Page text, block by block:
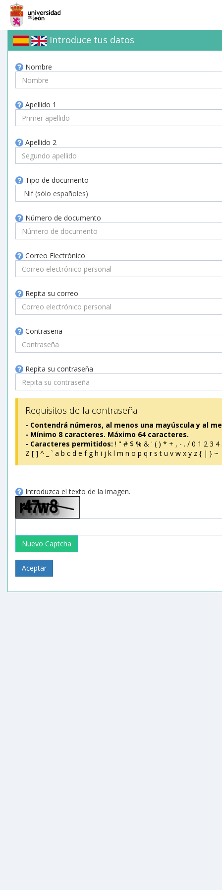
Introduce tus datos
Nombre
Apellido 1
Apellido 2
Tipo de documento
Número de documento
Correo Electrónico
Repita su correo
Contraseña
Repita su contraseña
Requisitos de la contraseña:
- Contendrá números, al menos una mayúscula y al
- Mínimo 8 caracteres. Máximo 64 caracteres.
- Caracteres permitidos: ! " # $ % & ' ( ) * + , - . / 0 1 2 3 4
Z [ ] ^ _ ` a b c d e f g h i j k l m n o p q r s t u v w x y z { | } ~
Introduzca el texto de la imagen.